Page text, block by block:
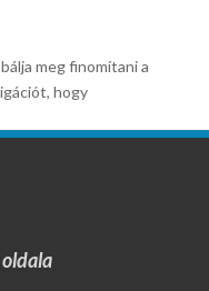
meg finomítani a
hogy